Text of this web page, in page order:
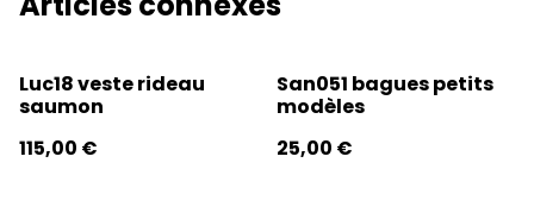
Luc18 veste rideau
saumon
115,00 €
San051 bagues petits
modèles
25,00 €